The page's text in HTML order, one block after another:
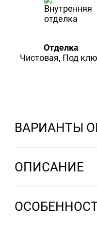
Отделка
Чистовая, Под
ВАРИАНТЫ
ОПИСАНИЕ